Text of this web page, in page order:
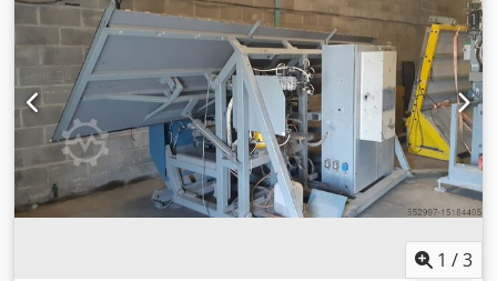
1 /3